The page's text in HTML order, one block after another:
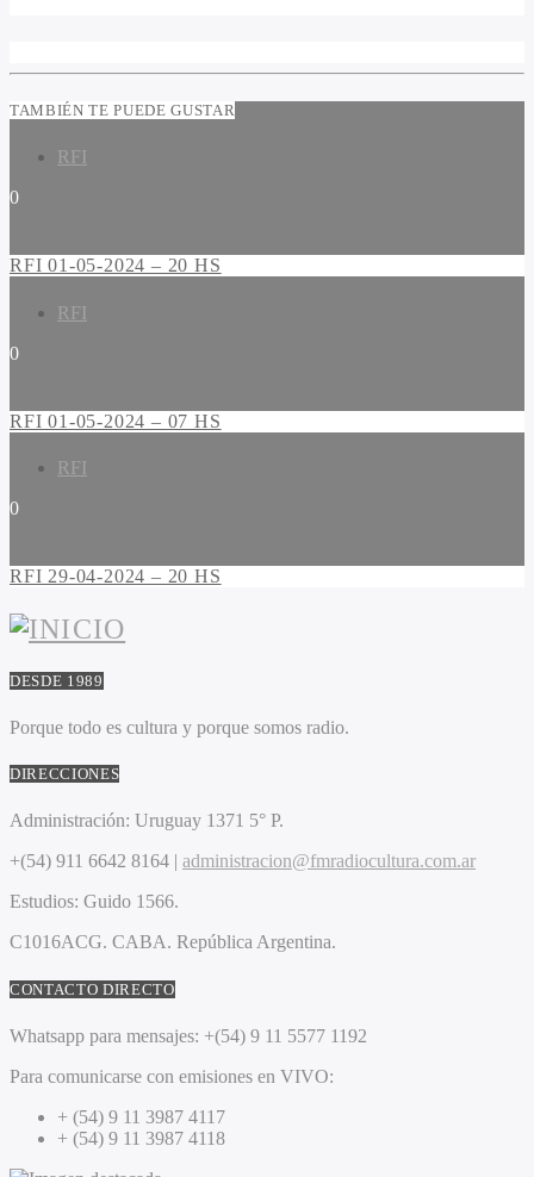
TAMBIÉN TE PUEDE GUSTAR
RFI
0
RFI 01-05-2024 – 20 HS
RFI
0
RFI 01-05-2024 – 07 HS
RFI
0
RFI 29-04-2024 – 20 HS
DESDE 1989
Porque todo es cultura y porque somos radio.
DIRECCIONES
Administración: Uruguay 1371 5° P.
+(54) 911 6642 8164 | administracion@fmradiocultura.com.ar
Estudios: Guido 1566.
C1016ACG. CABA. República Argentina.
CONTACTO DIRECTO
Whatsapp para mensajes: +(54) 9 11 5577 1192
Para comunicarse con emisiones en VIVO:
+ (54) 9 11 3987 4117
+ (54) 9 11 3987 4118